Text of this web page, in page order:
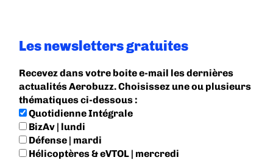
Les newsletters gratuites
Recevez dans votre boite e-mail les dernières
actualités Aerobuzz. Choisissez une ou plusieurs
thématiques ci-dessous :
Quotidienne Intégrale
BizAv | lundi
Défense | mardi
Hélicoptères & eVTOL | mercredi